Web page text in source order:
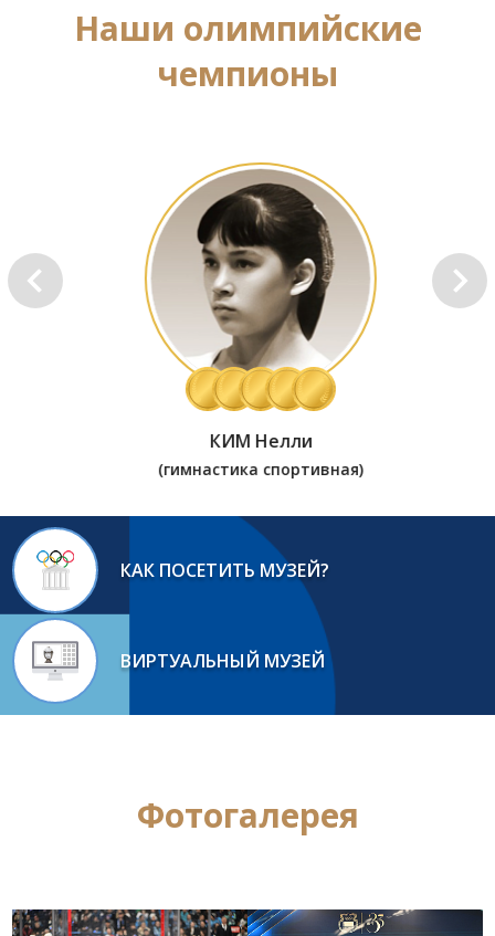
Наши олимпийские
чемпионы
КИМ Нелли
(гимнастика спортивная)
КАК ПОСЕТИТЬ МУЗЕЙ?
ВИРТУАЛЬНЫЙ МУЗЕЙ
Фотогалерея